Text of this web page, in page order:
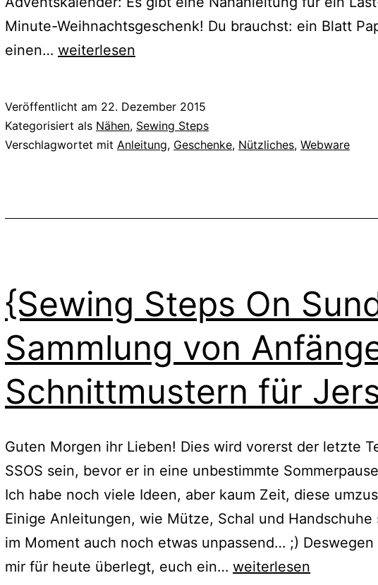
Minute-Weihnachtsgeschenk! Du brauchst: ein Blatt
einen… {Türchen
Nähanleitung
Ofenhandschuhe
weiterlesen
Veröffentlicht am 22. Dezember 2015
Kategorisiert als Nähen, Sewing Steps
Verschlagwortet mit Anleitung, Geschenke, Nützliches, Webware
{Sewing Steps On
Sammlung von
Schnittmustern für
Guten Morgen ihr Lieben! Dies wird vorerst der letzte
SSOS sein, bevor er in eine unbestimmte
Ich habe noch viele Ideen, aber kaum Zeit, diese
Einige Anleitungen, wie Mütze, Schal und Handschuhe
im Moment auch noch etwas unpassend… ;) Deswegen
mir für heute überlegt, euch ein… {Sewing
weiterlesen